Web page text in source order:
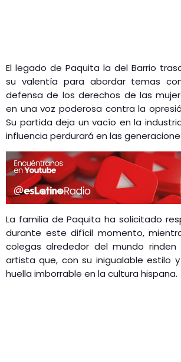
El legado de Paquita la del Barrio
su valentía para abordar temas
defensa de los derechos de las
en una voz poderosa contra la
Su partida deja un vacío en la
influencia perdurará en las
La familia de Paquita ha solicitado
durante este difícil momento,
colegas alrededor del mundo
artista que, con su inigualable estilo
huella imborrable en la cultura hispana.